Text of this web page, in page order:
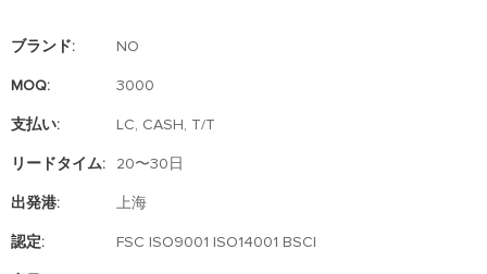
ブランド: NO
MOQ: 3000
支払い: LC, CASH, T/T
リードタイム: 20〜30日
出発港: 上海
認定: FSC ISO9001 ISO14001 BSCI